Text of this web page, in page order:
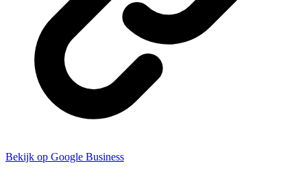
Bekijk op Google Business